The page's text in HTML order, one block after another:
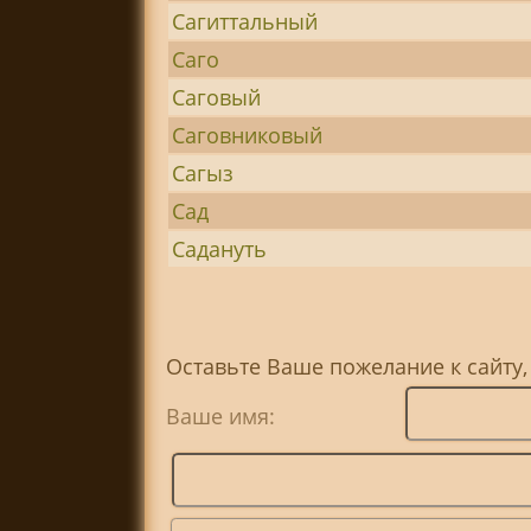
Сагиттальный
Саго
Саговый
Саговниковый
Сагыз
Сад
Садануть
Оставьте Ваше пожелание к
Ваше имя: